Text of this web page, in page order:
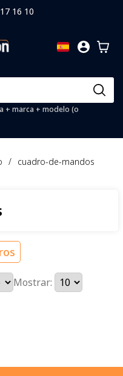
16 10
+ marca + modelo (o
/ cuadro-de-mandos
Mostrar: